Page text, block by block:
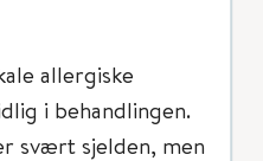
allergiske
i behandlingen.
svært sjelden, men